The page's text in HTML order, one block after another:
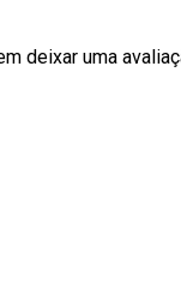
deixar uma